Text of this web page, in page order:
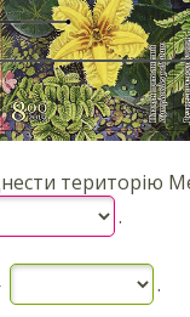
територію
.
.